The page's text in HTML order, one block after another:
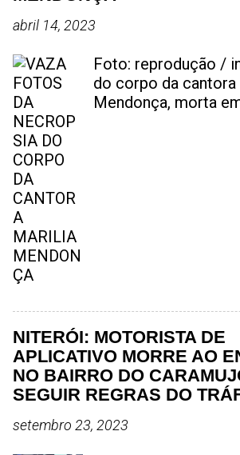
abril 14, 2023
Foto: reprodução /
do corpo da
Mendonça, morta
foram vazadas na
divulgação de
vendendo as fotos.
valor de R$20 (Vinte
assessoria da família
Mendonça, se
caso. "Estamos
algo desta natureza
NITERÓI: MOTORISTA DE
APLICATIVO MORRE AO
NO BAIRRO DO
SEGUIR REGRAS DO
setembro 23, 2023